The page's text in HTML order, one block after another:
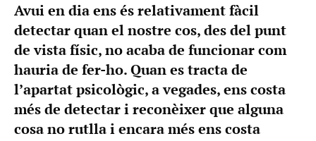
Avui en dia ens és relativament fàcil
detectar quan el nostre cos, des del punt
de vista físic, no acaba de funcionar com
hauria de fer-ho. Quan es tracta de
l’apartat psicològic, a vegades, ens costa
més de detectar i reconèixer que alguna
cosa no rutlla i encara més ens costa